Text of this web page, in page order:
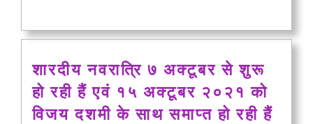
शारदीय नवरात्रि ७ अक्टूबर से शुरू
हो रही हैं एवं १५ अक्टूबर २०२१ को
विजय दशमी के साथ समाप्त हो रही हैं